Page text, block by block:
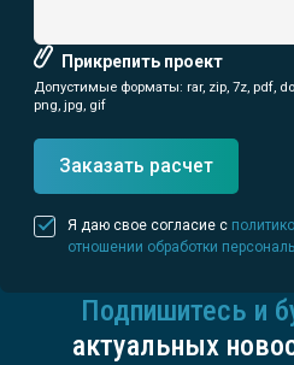
Прикрепить проект
Допустимые форматы: rar, zip, 7z, pdf,
png, jpg, gif
Заказать расчет
Я даю свое согласие с
отношении обработки
Подпишитесь и
актуальных